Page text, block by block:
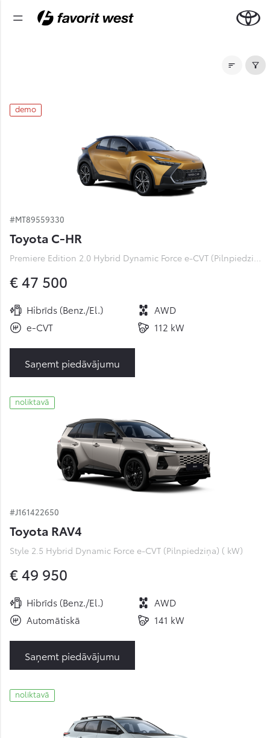
demo
#MT89559330
Toyota C-HR
Premiere Edition 2.0 Hybrid Dynamic Force e-CVT (Pilnpiedziņa) (112 kW)
€ 47 500
Hibrīds (Benz./El.)
AWD
e-CVT
112 kW
Saņemt piedāvājumu
noliktavā
#J161422650
Toyota RAV4
Style 2.5 Hybrid Dynamic Force e-CVT (Pilnpiedziņa) ( kW)
€ 49 950
Hibrīds (Benz./El.)
AWD
Automātiskā
141 kW
Saņemt piedāvājumu
noliktavā